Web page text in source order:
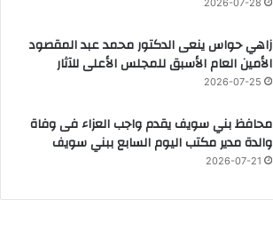
زاهي حواس ينعى الدكتور محمد عبد المقصود
الأمين العام الأسبق للمجلس الأعلى للآثار
2026-07-25
محافظ بني سويف يقدم واجب العزاء فى وفاة
والدة مدير مكتب اليوم السابع ببني سويف
2026-07-21